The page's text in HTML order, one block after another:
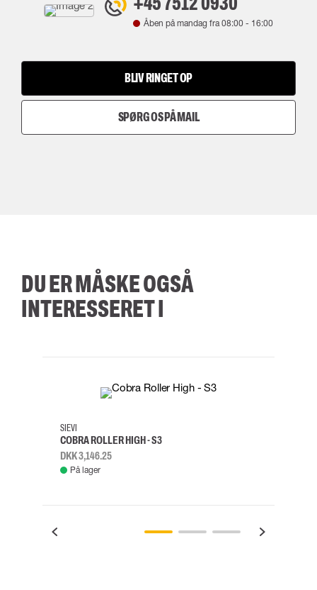
Åben på mandag fra08:00 - 16:00
BLIV RINGET OP
SPØRG OS PÅ MAIL
DU ER MÅSKE OGSÅ
INTERESSERET I
38
SIEVI
COBRA ROLLER HIGH - S3
DKK 3,146.25
På lager